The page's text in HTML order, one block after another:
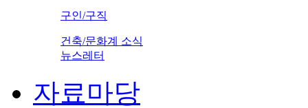
구인/구직
건축/문화계 소식
뉴스레터
자료마당